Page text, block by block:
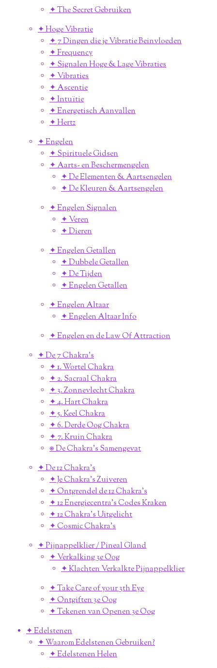
✦ The Secret Gebruiken
✦ Hoge Vibratie
✦ 7 Dingen die je Vibratie Beinvloeden
✦ Frequency
✦ Signalen Hoge & Lage Vibraties
✦ Vibraties
✦ Ascentie
✦ Intuïtie
✦ Energetisch Aanvallen
✦ Hertz
✦ Engelen
✦ Spirituele Gidsen
✦ Aarts- en Beschermengelen
✦ De Elementen & Aartsengelen
✦ De Kleuren & Aartsengelen
✦ Engelen Signalen
✦ Veren
✦ Dieren
✦ Engelen Getallen
✦ Dubbele Getallen
✦ De Tijden
✦ Engelen Getallen
✦ Engelen Altaar
✦ Engelen Altaar Info
✦ Engelen en de Law Of Attraction
✦ De 7 Chakra's
✦ 1. Wortel Chakra
✦ 2. Sacraal Chakra
✦ 3. Zonnevlecht Chakra
✦ 4. Hart Chakra
✦ 5. Keel Chakra
✦ 6. Derde Oog Chakra
✦ 7. Kruin Chakra
⎈ De Chakra's Samengevat
✦ De 12 Chakra's
✦ Je Chakra's Zuiveren
✦ Ontgrendel de 12 Chakra's
✦ 12 Energiecentra's Codes Kraken
✦ 12 Chakra's Uitgelicht
✦ Cosmic Chakra's
✦ Pijnappelklier / Pineal Gland
✦ Verkalking 3e Oog
✦ Klachten Verkalkte Pijnappelklier
✦ Take Care of your 3th Eye
✦ Ontgiften 3e Oog
✦ Tekenen van Openen 3e Oog
✦ Edelstenen
✦ Waarom Edelstenen Gebruiken?
✦ Edelstenen Helen